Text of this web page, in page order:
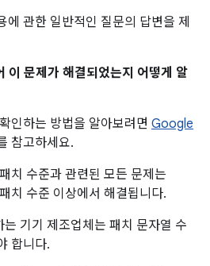
에 관한 일반적인 질문의 답변을 제
이 문제가 해결되었는지 어떻게 알
인하는 방법을 알아보려면 Google
참고하세요.
치 수준과 관련된 모든 문제는
치 수준 이상에서 해결됩니다.
기기 제조업체는 패치 문자열 수
합니다.